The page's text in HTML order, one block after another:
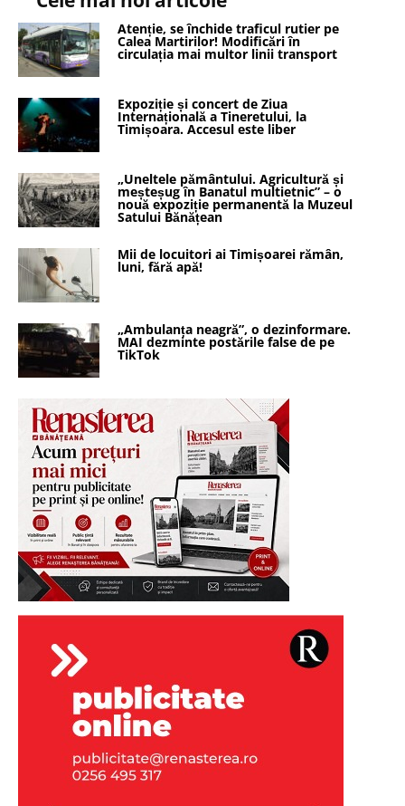
Atenție, se închide traficul rutier pe
Calea Martirilor! Modificări în
circulația mai multor linii transport
Expoziție și concert de Ziua
Internațională a Tineretului, la
Timișoara. Accesul este liber
„Uneltele pământului. Agricultură și
meșteșug în Banatul multietnic” – o
nouă expoziție permanentă la Muzeul
Satului Bănățean
Mii de locuitori ai Timișoarei rămân,
luni, fără apă!
„Ambulanța neagră”, o dezinformare.
MAI dezminte postările false de pe
TikTok